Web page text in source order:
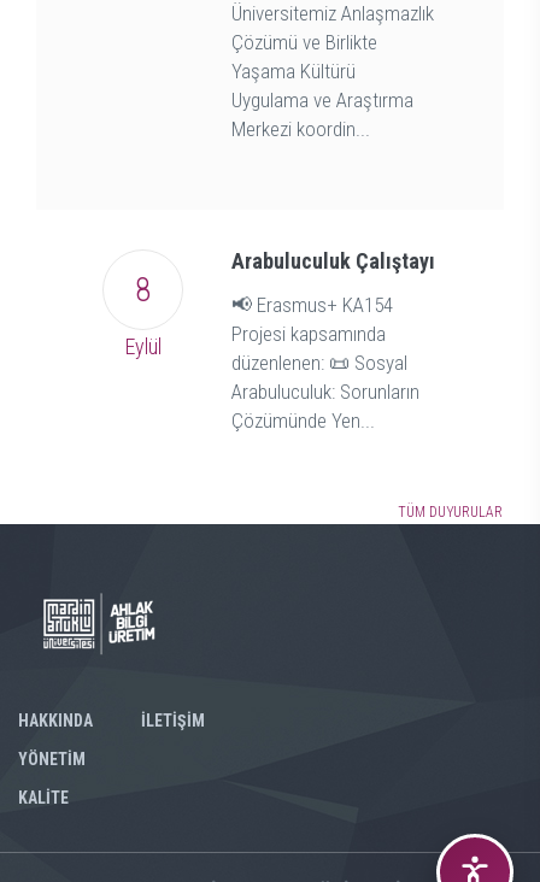
Üniversitemiz Anlaşmazlık
Çözümü ve Birlikte
Yaşama Kültürü
Uygulama ve Araştırma
Merkezi koordin...
8
Eylül
Arabuluculuk Çalıştayı
📢 Erasmus+ KA154
Projesi kapsamında
düzenlenen: 📜 Sosyal
Arabuluculuk: Sorunların
Çözümünde Yen...
TÜM DUYURULAR
HAKKINDA
YÖNETİM
KALİTE
İLETİŞİM